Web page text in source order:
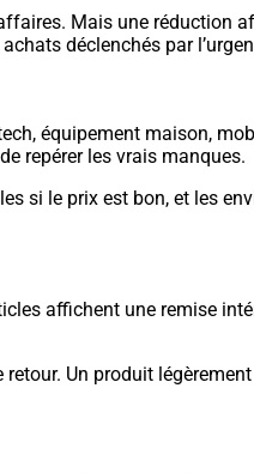
Mais une
déclenchés par
équipement maison,
repérer les vrais manques.
si le prix est bon, et les
affichent une remise
Un produit